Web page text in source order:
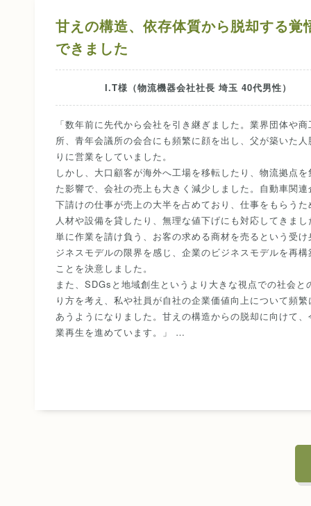
甘えの構造、依存体質から脱却する覚
できました
I.T様（物流機器会社社長 埼玉 40代男性）
「数年前に先代から会社を引き継ぎました。業界団体や
所、青年会議所の会合にも頻繁に顔を出し、父が築いた人
りに営業をしていました。
しかし、大口顧客が海外へ工場を移転したり、物流拠点
た影響で、会社の売上も大きく減少しました。自動車関連
下請けの仕事が売上の大半を占めており、仕事をもらうた
人材や設備を貸したり、無理な値下げにも対応してきま
単に作業を請け負う、お客の求める商材を売るという受け
ジネスモデルの限界を感じ、企業のビジネスモデルを再構
ことを決意しました。
また、SDGsと地域創生というより大きな視点での社会と
り方を考え、私や社員が自社の企業価値向上について頻
あうようになりました。甘えの構造からの脱却に向けて、
業再生を進めています。」 …